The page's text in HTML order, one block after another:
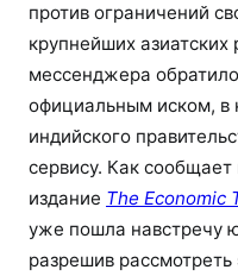
против ограничений
крупнейших азиатских
мессенджера
официальным иском, в
индийского
сервису. Как
издание The Economic
уже пошла навстречу
разрешив